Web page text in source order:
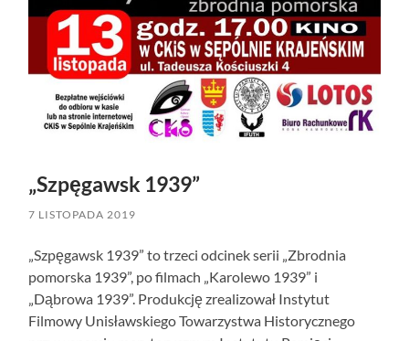
„Szpęgawsk 1939”
7 LISTOPADA 2019
„Szpęgawsk 1939” to trzeci odcinek serii „Zbrodnia
pomorska 1939”, po filmach „Karolewo 1939” i
„Dąbrowa 1939”. Produkcję zrealizował Instytut
Filmowy Unisławskiego Towarzystwa Historycznego